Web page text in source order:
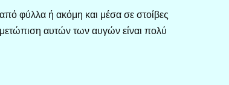
φύλλα ή ακόμη και μέσα σε στοίβες
αυτών των αυγών είναι πολύ